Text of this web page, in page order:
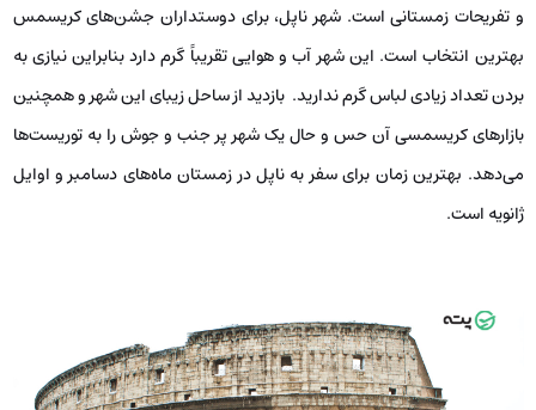
و تفریحات زمستانی است. شهر ناپل، برای دوستداران جشن‌های کریسمس
بهترین انتخاب است. این شهر آب و هوایی تقریباً گرم دارد بنابراین نیازی به
بردن تعداد زیادی لباس گرم ندارید. بازدید از ساحل زیبای این شهر و همچنین
بازارهای کریسمسی آن حس و حال یک شهر پر جنب و جوش را به توریست‌ها
می‌دهد. بهترین زمان برای سفر به ناپل در زمستان ماه‌های دسامبر و اوایل
ژانویه است.